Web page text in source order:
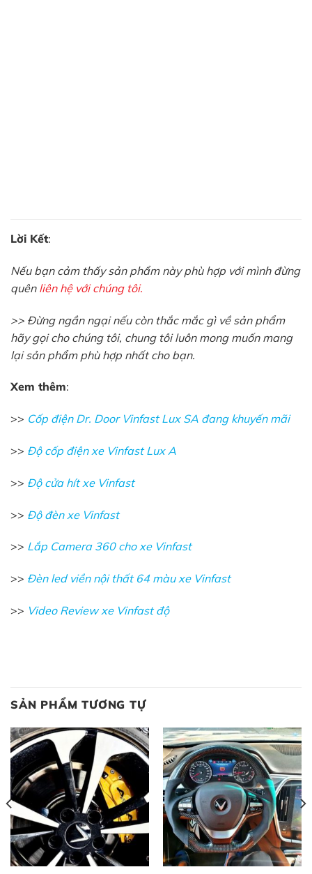
Lời Kết:
Nếu bạn cảm thấy sản phẩm này phù hợp với mình đừng
quên liên hệ với chúng tôi.
>> Đừng ngần ngại nếu còn thắc mắc gì về sản phẩm
hãy gọi cho chúng tôi, chung tôi luôn mong muốn mang
lại sản phẩm phù hợp nhất cho bạn.
Xem thêm:
>> Cốp điện Dr. Door Vinfast Lux SA đang khuyến mãi
>> Độ cốp điện xe Vinfast Lux A
>> Độ cửa hít xe Vinfast
>> Độ đèn xe Vinfast
>> Lắp Camera 360 cho xe Vinfast
>> Đèn led viền nội thất 64 màu xe Vinfast
>> Video Review xe Vinfast độ
SẢN PHẨM TƯƠNG TỰ